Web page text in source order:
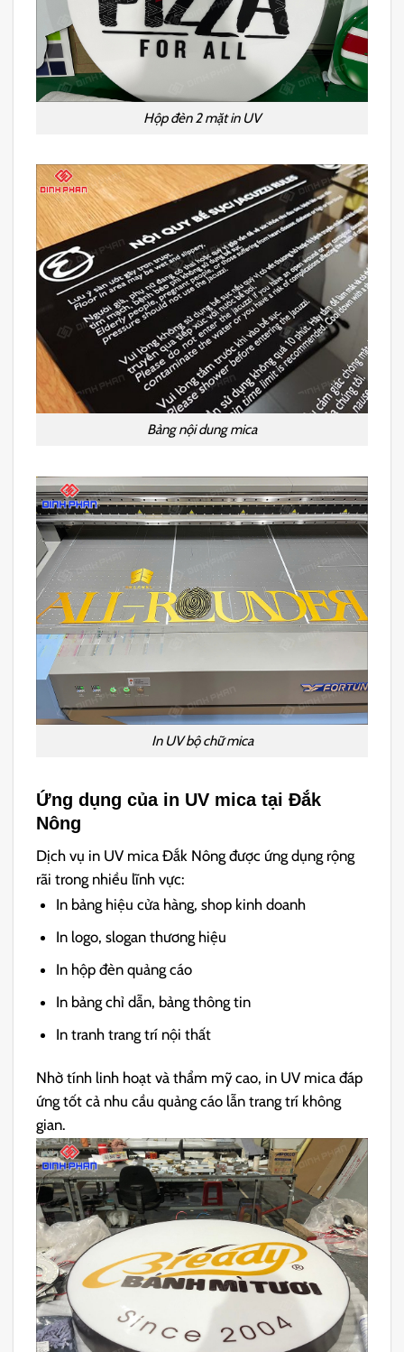
Hộp đèn 2 mặt in UV
Bảng nội dung mica
In UV bộ chữ mica
Ứng dụng của in UV mica tại Đắk
Nông
Dịch vụ in UV mica Đắk Nông được ứng dụng rộng
rãi trong nhiều lĩnh vực:
In bảng hiệu cửa hàng, shop kinh doanh
In logo, slogan thương hiệu
In hộp đèn quảng cáo
In bảng chỉ dẫn, bảng thông tin
In tranh trang trí nội thất
Nhờ tính linh hoạt và thẩm mỹ cao, in UV mica đáp
ứng tốt cả nhu cầu quảng cáo lẫn trang trí không
gian.